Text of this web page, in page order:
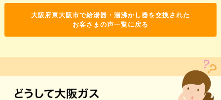
大阪府東大阪市で給湯器・湯沸かし器を交換された
お客さまの声一覧に戻る